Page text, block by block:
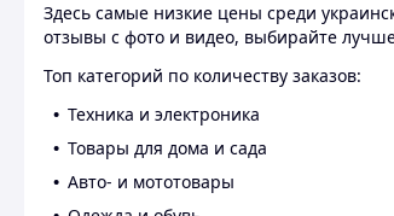
Здесь самые низкие цены среди
отзывы с фото и видео, выбирайте
Топ категорий по количеству заказов:
Техника и электроника
Товары для дома и сада
Авто- и мототовары